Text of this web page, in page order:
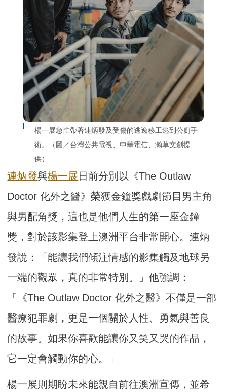
楊一展急忙帶著連炳發及受傷的逃逸移工逃到公廁手
術。（圖／台灣公共電視、中華電信、瀚草文創提
供）
連炳發與楊一展日前分別以《The Outlaw
Doctor 化外之醫》榮獲金鐘獎戲劇節目男主角
與男配角獎，這也是他們人生的第一座金鐘
獎，對於該影集登上澳洲平台非常開心。連炳
發說：「能讓我們傾注情感的影集觸及地球另
一端的觀眾，真的非常特別。」他強調：
「《The Outlaw Doctor 化外之醫》不僅是一部
醫療犯罪劇，更是一個關於人性、勇氣與善良
的故事。如果你喜歡能讓你又笑又哭的作品，
它一定會觸動你的心。」
楊一展則期盼未來能親自前往澳洲宣傳，並希